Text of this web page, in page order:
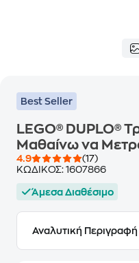
Best Seller
LEGO® DUPLO®
Μαθαίνω να
4.9
(17)
ΚΩΔΙΚΟΣ: 1607866
Άμεσα Διαθέσιμο
Αναλυτική Περιγραφή